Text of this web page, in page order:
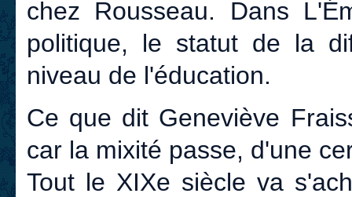
chez Rousseau. Dans
politique, le statut de la
niveau de l'éducation.
Ce que dit Geneviève
car la mixité passe, d'une
Tout le XIXe siècle va